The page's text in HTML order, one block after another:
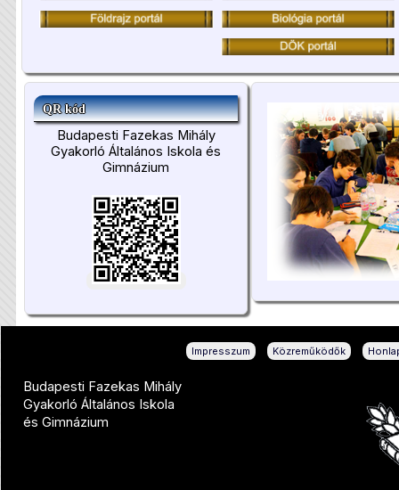
QR kód
Budapesti Fazekas Mihály
Gyakorló Általános Iskola és
Gimnázium
Impresszum Közreműködők
Budapesti Fazekas Mihály
Gyakorló Általános Iskola
és Gimnázium